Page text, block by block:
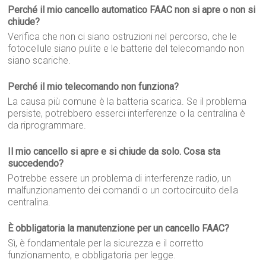
Perché il mio cancello automatico FAAC non si apre o non si
chiude?
Verifica che non ci siano ostruzioni nel percorso, che le
fotocellule siano pulite e le batterie del telecomando non
siano scariche.
Perché il mio telecomando non funziona?
La causa più comune è la batteria scarica. Se il problema
persiste, potrebbero esserci interferenze o la centralina è
da riprogrammare.
Il mio cancello si apre e si chiude da solo. Cosa sta
succedendo?
Potrebbe essere un problema di interferenze radio, un
malfunzionamento dei comandi o un cortocircuito della
centralina.
È obbligatoria la manutenzione per un cancello FAAC?
Sì, è fondamentale per la sicurezza e il corretto
funzionamento, e obbligatoria per legge.